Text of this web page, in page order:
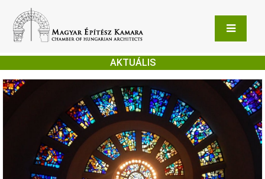
AKTUÁLIS